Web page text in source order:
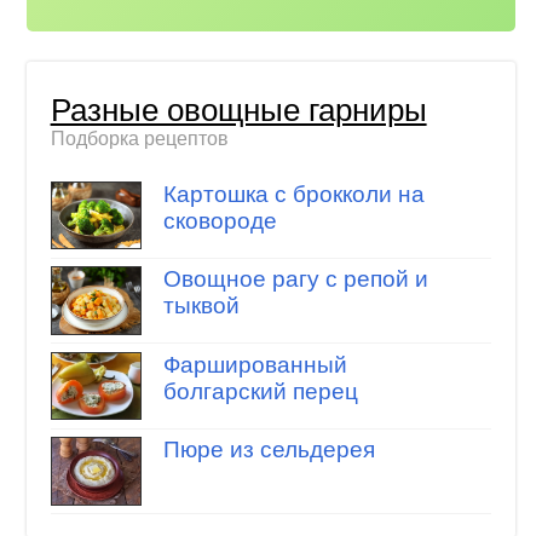
Разные овощные гарниры
Подборка рецептов
Картошка с брокколи на
сковороде
Овощное рагу с репой и
тыквой
Фаршированный
болгарский перец
Пюре из сельдерея